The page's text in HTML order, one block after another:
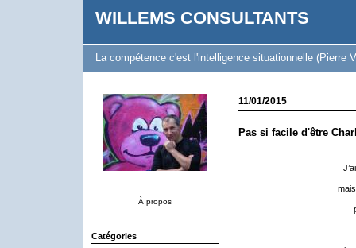
WILLEMS CONSULTANTS
La compétence c'est l'intelligence situationnelle (Pierre
À propos
Catégories
11/01/2015
Pas si facile d'être